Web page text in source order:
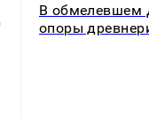
В обмелевшем
опоры